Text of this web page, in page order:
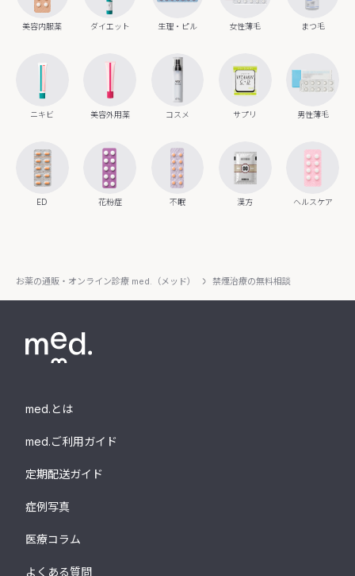
美容内服薬 ダイエット 生理・ピル 女性薄毛 まつ毛
ニキビ 美容外用薬 コスメ サプリ 男性薄毛
ED 花粉症 不眠 漢方 ヘルスケア
お薬の通販・オンライン診療 med.（メッド） 禁煙治療の無料相談
med.とは
med.ご利用ガイド
定期配送ガイド
症例写真
医療コラム
よくある質問